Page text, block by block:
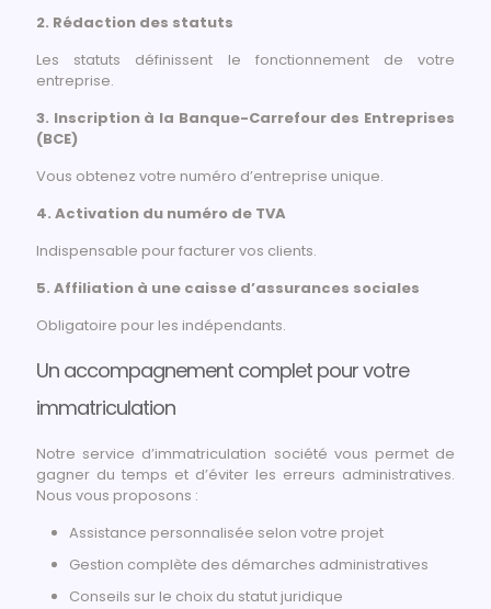
2. Rédaction des statuts
Les statuts définissent le fonctionnement de votre
entreprise.
3. Inscription à la Banque-Carrefour des Entreprises
(BCE)
Vous obtenez votre numéro d’entreprise unique.
4. Activation du numéro de TVA
Indispensable pour facturer vos clients.
5. Affiliation à une caisse d’assurances sociales
Obligatoire pour les indépendants.
Un accompagnement complet pour votre
immatriculation
Notre service d’immatriculation société vous permet de
gagner du temps et d’éviter les erreurs administratives.
Nous vous proposons :
Assistance personnalisée selon votre projet
Gestion complète des démarches administratives
Conseils sur le choix du statut juridique